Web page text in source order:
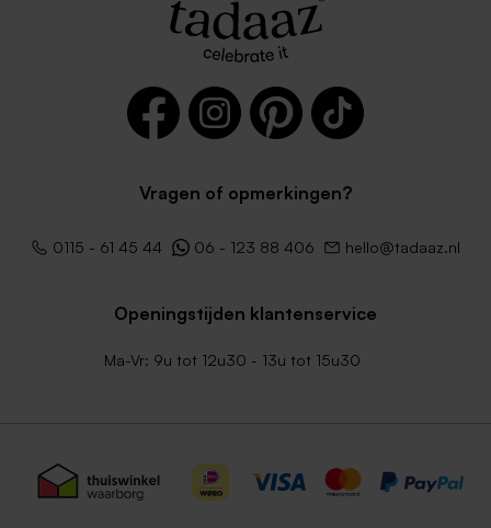
geboortekaartjes
met puntklep
Lila envelop
Envelop metallic goud met
Vragen of opmerkingen?
0115 - 61 45 44 06 - 123 88 406 hello@tadaaz.nl
Openingstijden klantenservice
Ma-Vr: 9u tot 12u30 - 13u tot 15u30